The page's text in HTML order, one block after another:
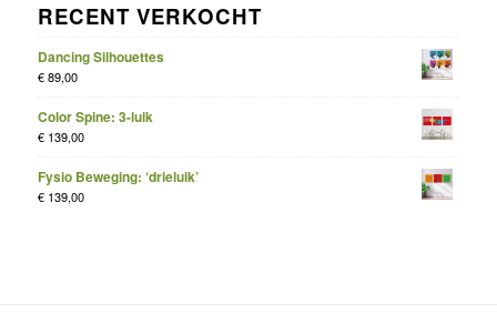
RECENT VERKOCHT
Dancing Silhouettes
€89,00
Color Spine: 3-luik
€139,00
Fysio Beweging: ‘drieluik’
€139,00